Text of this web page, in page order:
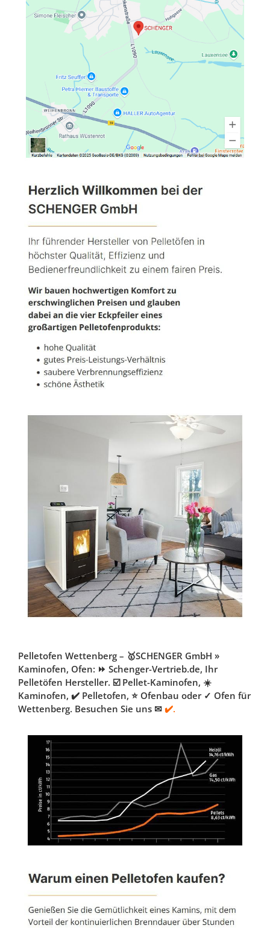
Pelletofen Wettenberg – 🥇SCHENGER GmbH »
Kaminofen, Ofen: ⏩ Schenger-Vertrieb.de, Ihr
Pelletöfen Hersteller. ☑️ Pellet-Kaminofen, ☀️
Kaminofen, ✔️ Pelletofen, ⭐ Ofenbau oder ✓ Ofen für
Wettenberg. Besuchen Sie uns ✉ ✔️.